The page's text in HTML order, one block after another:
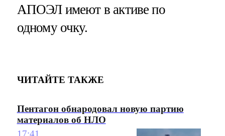
АПОЭЛ имеют в активе по
одному очку.
ЧИТАЙТЕ ТАКЖЕ
Пентагон обнародовал новую партию
материалов об НЛО
17:41